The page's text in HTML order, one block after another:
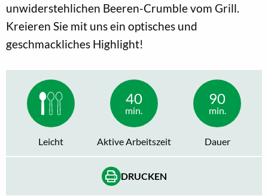
unwiderstehlichen Beeren-Crumble vom Grill.
Kreieren Sie mit uns ein optisches und
geschmackliches Highlight!
Leicht
40
min.
Aktive Arbeitszeit
90
min.
Dauer
DRUCKEN